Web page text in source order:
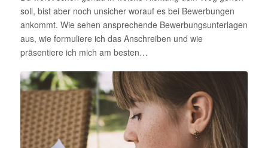
soll, bist aber noch unsicher worauf es bei Bewerbungen
ankommt. Wie sehen ansprechende Bewerbungsunterlagen
aus, wie formuliere ich das Anschreiben und wie
präsentiere ich mich am besten…